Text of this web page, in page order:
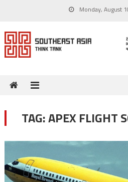
content
Monday, August
TAG:APEX FLIGHT